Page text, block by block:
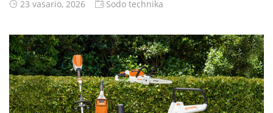
23 vasario, 2026 Sodo technika